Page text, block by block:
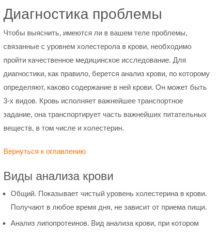
Диагностика проблемы
Чтобы выяснить, имеются ли в вашем теле проблемы,
связанные с уровнем холестерола в крови, необходимо
пройти качественное медицинское исследование. Для
диагностики, как правило, берется анализ крови, по которому
определяют, каково содержание в ней крови. Он может быть
3-х видов. Кровь исполняет важнейшее транспортное
задание, она транспортирует часть важнейших питательных
веществ, в том числе и холестерин.
Вернуться к оглавлению
Виды анализа крови
Общий. Показывает чистый уровень холестерина в крови.
Получают в любое время дня, не зависит от приема пищи.
Анализ липопротеинов. Вид анализа крови, при котором